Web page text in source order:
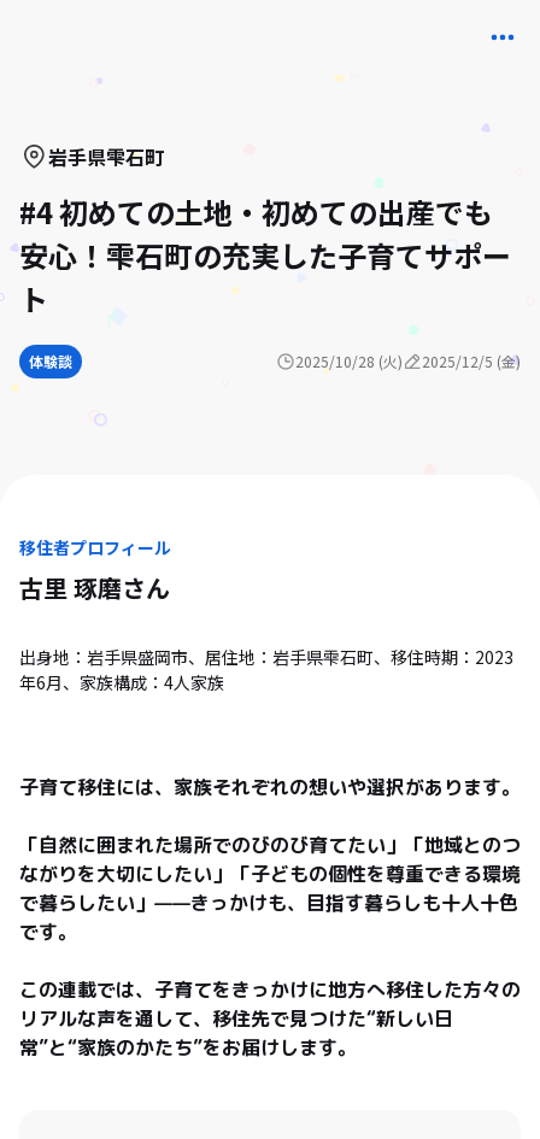
岩手県雫石町
#4 初めての土地・初めての出産でも
安心！雫石町の充実した子育てサポー
ト
体験談 2025/10/28 (火) 2025/12/5 (金)
移住者プロフィール
古里 琢磨さん
出身地：岩手県盛岡市、居住地：岩手県雫石町、移住時期：2023
年6月、家族構成：4人家族
子育て移住には、家族それぞれの想いや選択があります。
「自然に囲まれた場所でのびのび育てたい」「地域とのつ
ながりを大切にしたい」「子どもの個性を尊重できる環境
で暮らしたい」——きっかけも、目指す暮らしも十人十色
です。
この連載では、子育てをきっかけに地方へ移住した方々の
リアルな声を通して、移住先で見つけた“新しい日
常”と“家族のかたち”をお届けします。